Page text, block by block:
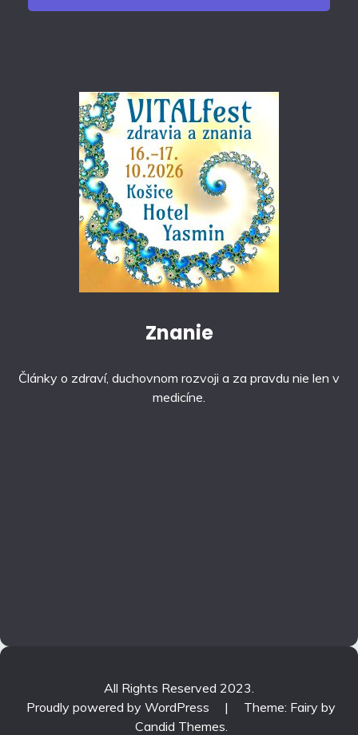
Znanie
Články o zdraví, duchovnom rozvoji a za pravdu nie len v
medicíne.
All Rights Reserved 2023.
Proudly powered by WordPress
|
Theme: Fairy by
Candid Themes